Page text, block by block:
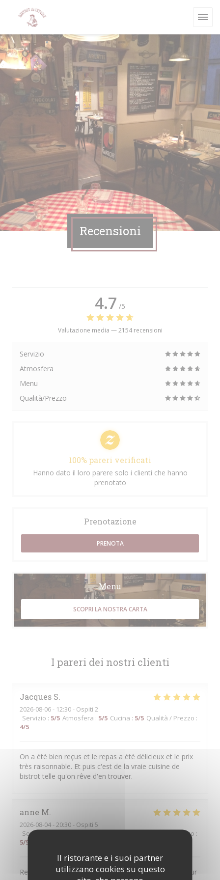
Il ristorante e i suoi partner
utilizzano cookies su questo
Recensioni
I pareri dei nostri clienti
Jacques S
2026-08-06- 12:30 - Ospiti 2
Servizio : 5/5 Atmosfera : 5/5 Cucina : 5/5 Qualità / Prezzo :
4/5
On a été bien reçus et le repas a été délicieux et le prix
très raisonnable. Et puis c'est de la vraie cuisine de
bistrot telle qu'on rêve d'en trouver.
anne M
2026-08-04- 20:30 - Ospiti 5
Servizio
Qualità / Prezzo :
5/5
Restaurant très généreux avec des plats de qualité pour
4.7 /5
Valutazione media —2154 recensioni
Servizio
Atmosfera
Menu
Qualità/Prezzo
100% pareri verificati
Hanno dato il loro parere solo i clienti che hanno
prenotato
Prenotazione
PRENOTA
Menu
SCOPRI LA NOSTRA CARTA